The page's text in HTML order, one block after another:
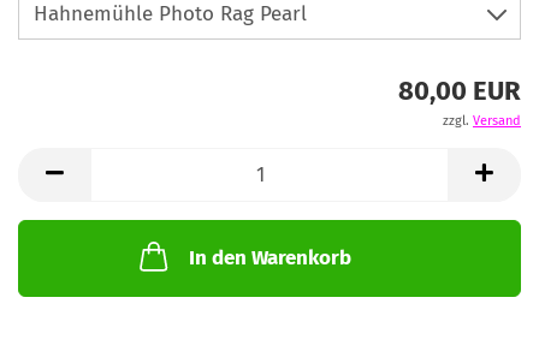
80,00 EUR
zzgl. Versand
In den Warenkorb